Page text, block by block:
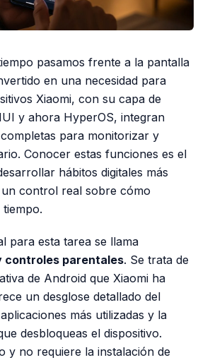
pasamos frente a la pantalla
en una necesidad para
Xiaomi, con su capa de
y ahora HyperOS, integran
para monitorizar y
Conocer estas funciones es el
hábitos digitales más
control real sobre cómo
para esta tarea se llama
controles parentales. Se trata de
de Android que Xiaomi ha
un desglose detallado del
más utilizadas y la
desbloqueas el dispositivo.
y no requiere la instalación de